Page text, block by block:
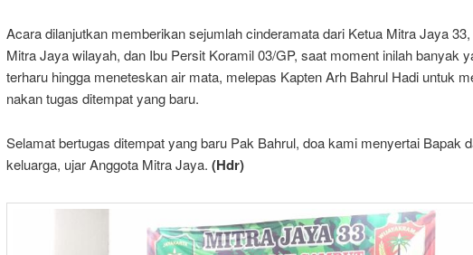
Acara dilanjutkan memberikan sejumlah cinderamata dari Ketua Mitra Jaya
Mitra Jaya wilayah, dan Ibu Persit Koramil 03/GP, saat moment inilah banyak
terharu hingga meneteskan air mata, melepas Kapten Arh Bahrul Hadi untuk
nakan tugas ditempat yang baru.
Selamat bertugas ditempat yang baru Pak Bahrul, doa kami menyertai Bapak
keluarga, ujar Anggota Mitra Jaya. (Hdr)